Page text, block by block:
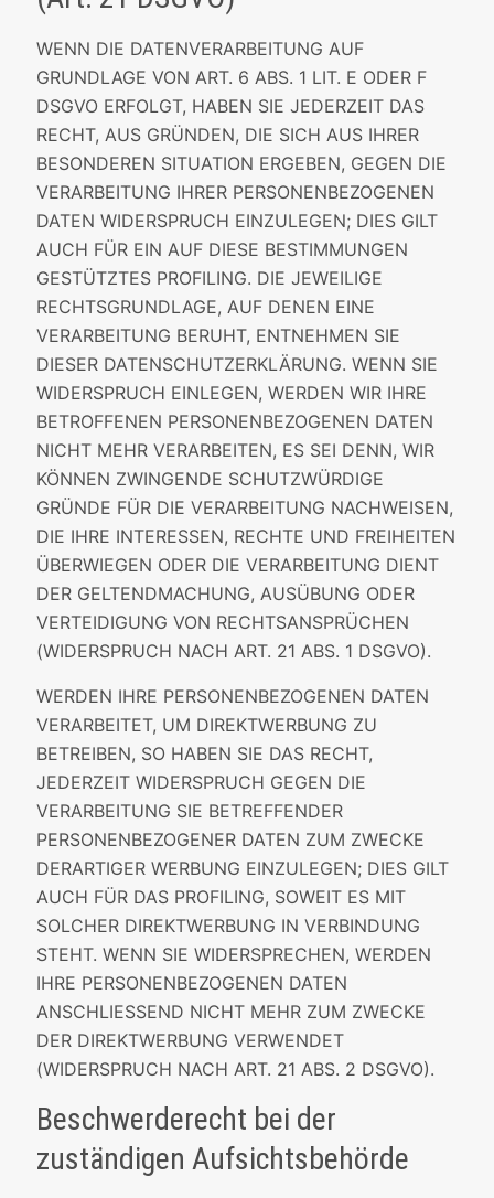
WENN DIE DATENVERARBEITUNG AUF
GRUNDLAGE VON ART. 6 ABS. 1 LIT. E ODER F
DSGVO ERFOLGT, HABEN SIE JEDERZEIT DAS
RECHT, AUS GRÜNDEN, DIE SICH AUS IHRER
BESONDEREN SITUATION ERGEBEN, GEGEN DIE
VERARBEITUNG IHRER PERSONENBEZOGENEN
DATEN WIDERSPRUCH EINZULEGEN; DIES GILT
AUCH FÜR EIN AUF DIESE BESTIMMUNGEN
GESTÜTZTES PROFILING. DIE JEWEILIGE
RECHTSGRUNDLAGE, AUF DENEN EINE
VERARBEITUNG BERUHT, ENTNEHMEN SIE
DIESER DATENSCHUTZERKLÄRUNG. WENN SIE
WIDERSPRUCH EINLEGEN, WERDEN WIR IHRE
BETROFFENEN PERSONENBEZOGENEN DATEN
NICHT MEHR VERARBEITEN, ES SEI DENN, WIR
KÖNNEN ZWINGENDE SCHUTZWÜRDIGE
GRÜNDE FÜR DIE VERARBEITUNG NACHWEISEN,
DIE IHRE INTERESSEN, RECHTE UND FREIHEITEN
ÜBERWIEGEN ODER DIE VERARBEITUNG DIENT
DER GELTENDMACHUNG, AUSÜBUNG ODER
VERTEIDIGUNG VON RECHTSANSPRÜCHEN
(WIDERSPRUCH NACH ART. 21 ABS. 1 DSGVO).
WERDEN IHRE PERSONENBEZOGENEN DATEN
VERARBEITET, UM DIREKTWERBUNG ZU
BETREIBEN, SO HABEN SIE DAS RECHT,
JEDERZEIT WIDERSPRUCH GEGEN DIE
VERARBEITUNG SIE BETREFFENDER
PERSONENBEZOGENER DATEN ZUM ZWECKE
DERARTIGER WERBUNG EINZULEGEN; DIES GILT
AUCH FÜR DAS PROFILING, SOWEIT ES MIT
SOLCHER DIREKTWERBUNG IN VERBINDUNG
STEHT. WENN SIE WIDERSPRECHEN, WERDEN
IHRE PERSONENBEZOGENEN DATEN
ANSCHLIESSEND NICHT MEHR ZUM ZWECKE
DER DIREKTWERBUNG VERWENDET
(WIDERSPRUCH NACH ART. 21 ABS. 2 DSGVO).
Beschwerde­recht bei der
zuständigen Aufsichts­behörde